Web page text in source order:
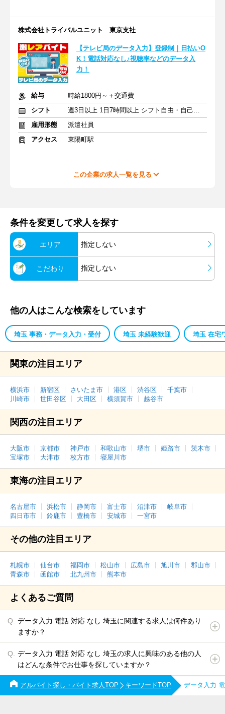
株式会社トライバルユニット 東京支社
【テレビ局のデータ入力】登録制｜日払いO
K！電話対応なし♪視聴率などのデータ入
力！
給与
時給1800円～＋交通費
シフト
週3日以上 1日7時間以上 シフト自由・自己申告
雇用形態
派遣社員
アクセス
東陽町駅
この企業の求人一覧を見る
条件を変更して求人を探す
エリア 指定しない
こだわり 指定しない
他の人はこんな検索をしています
埼玉 事務・データ入力・受付 埼玉 未経験歓迎 埼玉 在宅
関東の注目エリア
横浜市 新宿区 さいたま市 港区 渋谷区
千葉市
川崎市
世田谷区 大田区 横須賀市 越谷市
関西の注目エリア
大阪市 京都市 神戸市 和歌山市 堺市 姫路市
茨木市
宝塚市
大津市 枚方市 寝屋川市
東海の注目エリア
名古屋市 浜松市 静岡市 富士市 沼津市
岐阜市
四日市市
鈴鹿市 豊橋市 安城市 一宮市
その他の注目エリア
札幌市 仙台市 福岡市 松山市 広島市 旭川市
郡山市
青森市
函館市 北九州市 熊本市
よくあるご質問
データ入力 電話 対応 なし 埼玉に関連する求人は何件あり
ますか？
データ入力 電話 対応 なし 埼玉の求人に興味のある他の人
はどんな条件でお仕事を探していますか？
アルバイト探し・バイト求人TOP キーワードTOP データ入力